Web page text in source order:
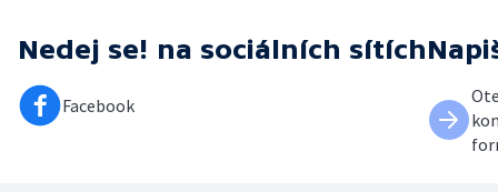
Nedej se! na sociálních sítích
Facebook